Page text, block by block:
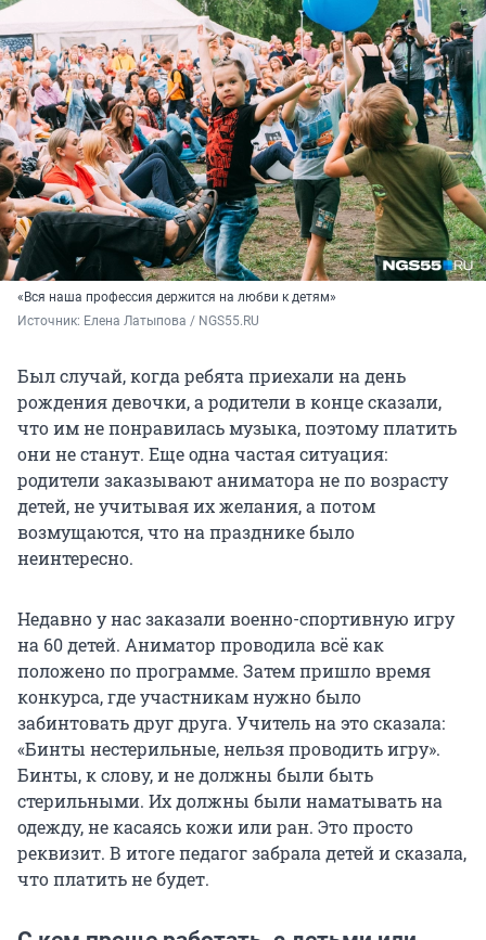
«Вся наша профессия держится на любви к детям»
Источник: Елена Латыпова / NGS55.RU
Был случай, когда ребята приехали на день
рождения девочки, а родители в конце сказали,
что им не понравилась музыка, поэтому платить
они не станут. Еще одна частая ситуация:
родители заказывают аниматора не по возрасту
детей, не учитывая их желания, а потом
возмущаются, что на празднике было
неинтересно.
Недавно у нас заказали военно-спортивную игру
на 60 детей. Аниматор проводила всё как
положено по программе. Затем пришло время
конкурса, где участникам нужно было
забинтовать друг друга. Учитель на это сказала:
«Бинты нестерильные, нельзя проводить игру».
Бинты, к слову, и не должны были быть
стерильными. Их должны были наматывать на
одежду, не касаясь кожи или ран. Это просто
реквизит. В итоге педагог забрала детей и сказала,
что платить не будет.